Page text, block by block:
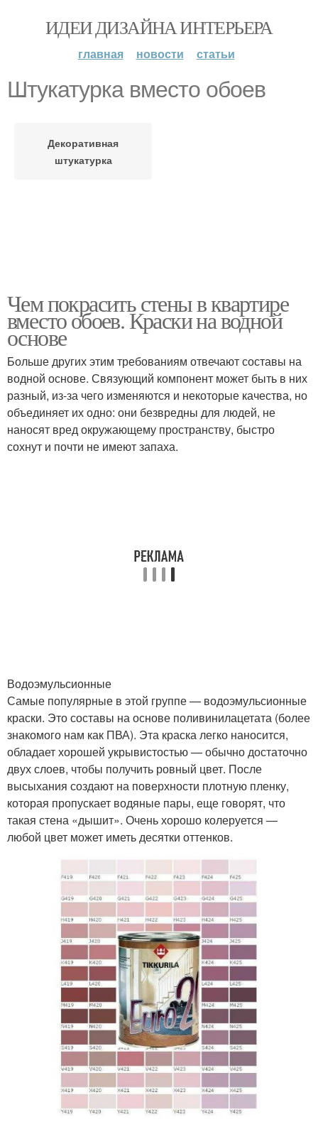
ИДЕИ ДИЗАЙНА ИНТЕРЬЕРА
главная новости статьи
Штукатурка вместо обоев
Декоративная
штукатурка
Чем покрасить стены в квартире
вместо обоев. Краски на водной
основе
Больше других этим требованиям отвечают составы на
водной основе. Связующий компонент может быть в них
разный, из-за чего изменяются и некоторые качества, но
объединяет их одно: они безвредны для людей, не
наносят вред окружающему пространству, быстро
сохнут и почти не имеют запаха.
Водоэмульсионные
Самые популярные в этой группе — водоэмульсионные
краски. Это составы на основе поливинилацетата (более
знакомого нам как ПВА). Эта краска легко наносится,
обладает хорошей укрывистостью — обычно достаточно
двух слоев, чтобы получить ровный цвет. После
высыхания создают на поверхности плотную пленку,
которая пропускает водяные пары, еще говорят, что
такая стена «дышит». Очень хорошо колеруется —
любой цвет может иметь десятки оттенков.